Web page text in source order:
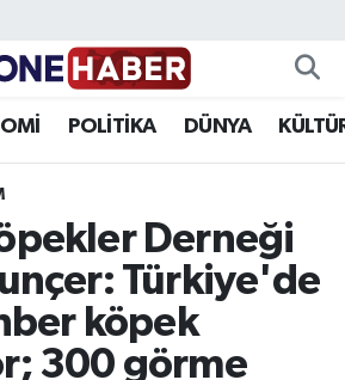
POLİTİKA DÜNYA
Derneği
Türkiye'de
köpek
300 görme
Durumu ve Fikstür